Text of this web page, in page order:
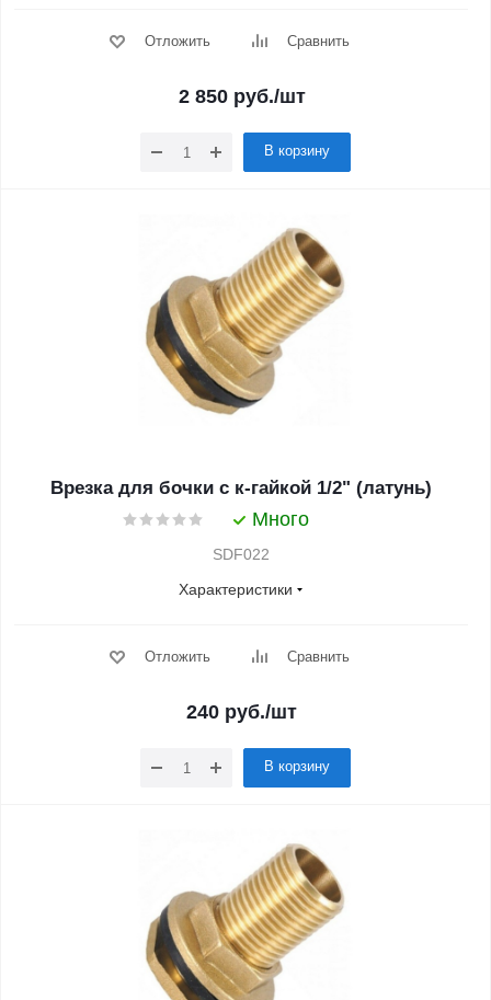
Отложить Сравнить
2 850руб./шт
В корзину
Врезка для бочки с к-гайкой 1/2" (латунь)
Много
SDF022
Характеристики
Отложить Сравнить
240 руб./шт
В корзину